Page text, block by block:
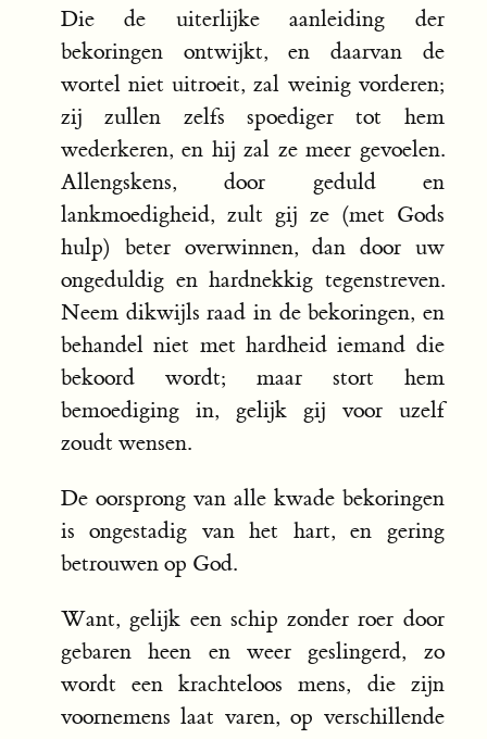
Die de uiterlijke aanleiding der
bekoringen ontwijkt, en daarvan de
wortel niet uitroeit, zal weinig vorderen;
zij zullen zelfs spoediger tot hem
wederkeren, en hij zal ze meer gevoelen.
Allengskens, door geduld en
lankmoedigheid, zult gij ze (met Gods
hulp) beter overwinnen, dan door uw
ongeduldig en hardnekkig tegenstreven.
Neem dikwijls raad in de bekoringen, en
behandel niet met hardheid iemand die
bekoord wordt; maar stort hem
bemoediging in, gelijk gij voor uzelf
zoudt wensen.
De oorsprong van alle kwade bekoringen
is ongestadig van het hart, en gering
betrouwen op God.
Want, gelijk een schip zonder roer door
gebaren heen en weer geslingerd, zo
wordt een krachteloos mens, die zijn
voornemens laat varen, op verschillende